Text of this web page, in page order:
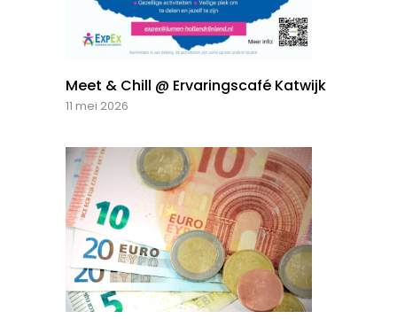
Meet & Chill @ Ervaringscafé Katwijk
11 mei 2026